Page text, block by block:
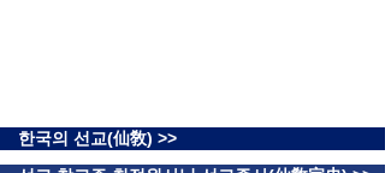
한국의 선교(仙敎) >>